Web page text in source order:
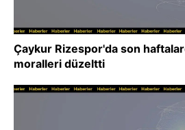
Çaykur Rizespor'da son
moralleri düzeltti